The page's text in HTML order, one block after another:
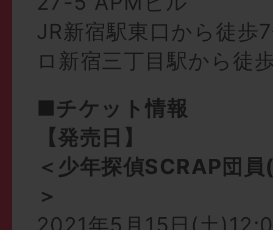
JR新宿駅東口から徒歩
ロ新宿三丁目駅から徒
■チケット情報
【発売日】
＜少年探偵SCRAP団
＞
2021年5月15日(土